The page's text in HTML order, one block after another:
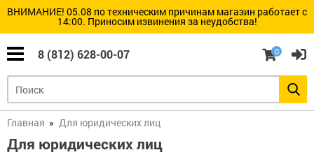
Замки
(все)
Барьер
Замки
и
ручки
для
китайских
Цилиндры
замков(все)
Цилиндры
(Стандарт)
Цилиндры
скандинавского
(финского)
стандарта
Дверная
фурнитура
Броненакладки
и
пластины
Вертушки
(поворотники)
Умные
замки
Электронные
замки
Armadillo
Электронные
Сейфы
(все)
Бухгалтерские
шкафы
Взломостойкие
сейфы
Шкафы и
стеллажи
Стеллажи
Металлическая
ВНИМАНИЕ! 05.08 по техническим причинам магазин работает с
14:00. Приносим извинения за неудобства!
8 (812) 628-00-07 0
Главная Для юридических лиц
Для юридических лиц